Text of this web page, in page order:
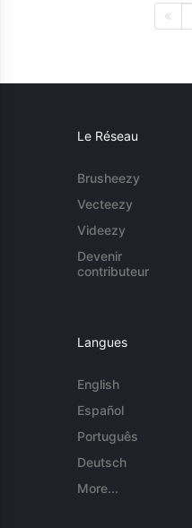
Le Réseau
Brusheezy
Vecteezy
Videezy
Devenir
contributeur
Langues
English
Español
Português
Deutsch
More...